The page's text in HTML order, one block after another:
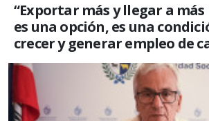
“Exportar más y llegar a
es una opción, es una
crecer y generar empleo de